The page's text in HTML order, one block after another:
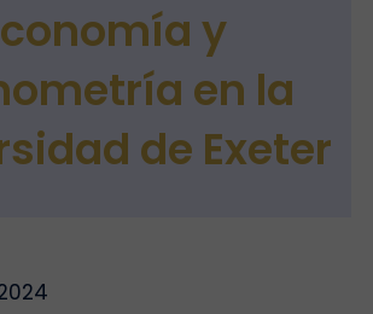
y
en la
de Exeter